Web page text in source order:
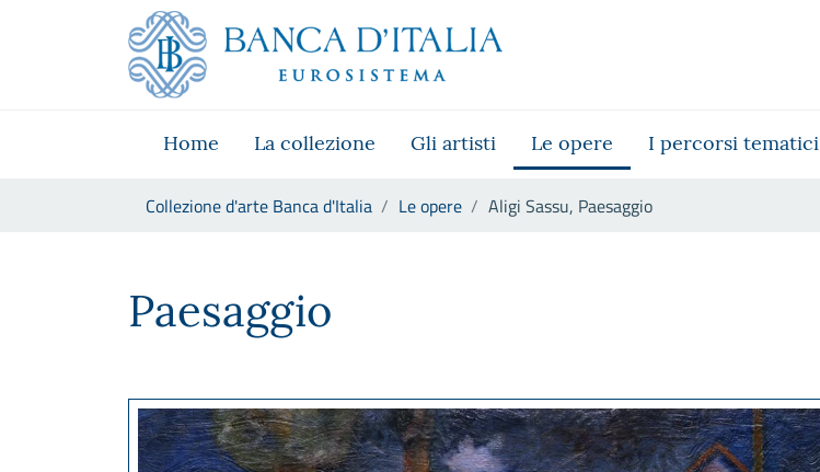
Skip to Main Content
Vai al sito istituzionale
Vai al menu di navigazione
Vai alla ricerca
Vai ai contenuti
Home La collezione Gli artisti Le opere I percorsi tematici
Collezione d'arte Banca d'Italia Le opere Aligi Sassu, Paesaggio
Paesaggio